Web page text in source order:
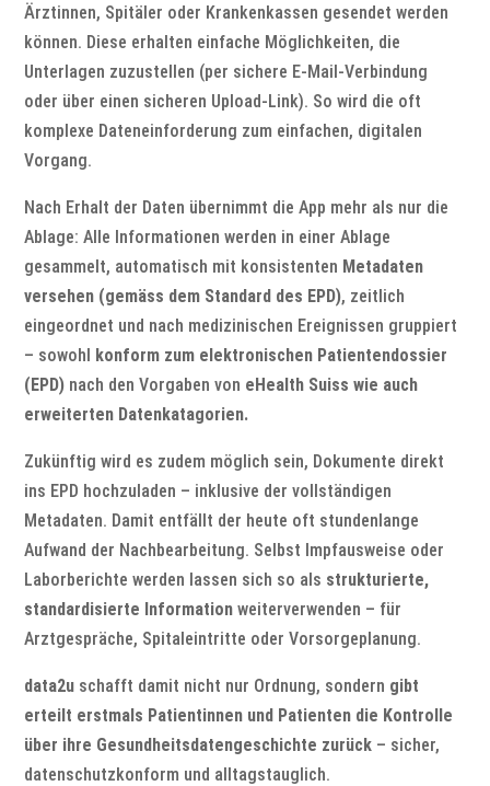
Ärztinnen, Spitäler oder Krankenkassen gesendet werden
können. Diese erhalten einfache Möglichkeiten, die
Unterlagen zuzustellen (per sichere E-Mail-Verbindung
oder über einen sicheren Upload-Link). So wird die oft
komplexe Dateneinforderung zum einfachen, digitalen
Vorgang.
Nach Erhalt der Daten übernimmt die App mehr als nur die
Ablage: Alle Informationen werden in einer Ablage
gesammelt, automatisch mit konsistenten Metadaten
versehen (gemäss dem Standard des EPD), zeitlich
eingeordnet und nach medizinischen Ereignissen gruppiert
– sowohl konform zum elektronischen Patientendossier
(EPD) nach den Vorgaben von eHealth Suisswie auch
erweiterten Datenkatagorien.
Zukünftig wird es zudem möglich sein, Dokumente direkt
ins EPD hochzuladen – inklusive der vollständigen
Metadaten. Damit entfällt der heute oft stundenlange
Aufwand der Nachbearbeitung. Selbst Impfausweise oder
Laborberichtewerden lassen sich so als strukturierte,
standardisierte Information weiterverwenden – für
Arztgespräche, Spitaleintritte oder Vorsorgeplanung.
data2u schafft damit nicht nur Ordnung, sondern gibt
erteilt erstmals Patientinnen und Patienten die Kontrolle
über ihre Gesundheitsdatengeschichte zurück – sicher,
datenschutzkonform und alltagstauglich.